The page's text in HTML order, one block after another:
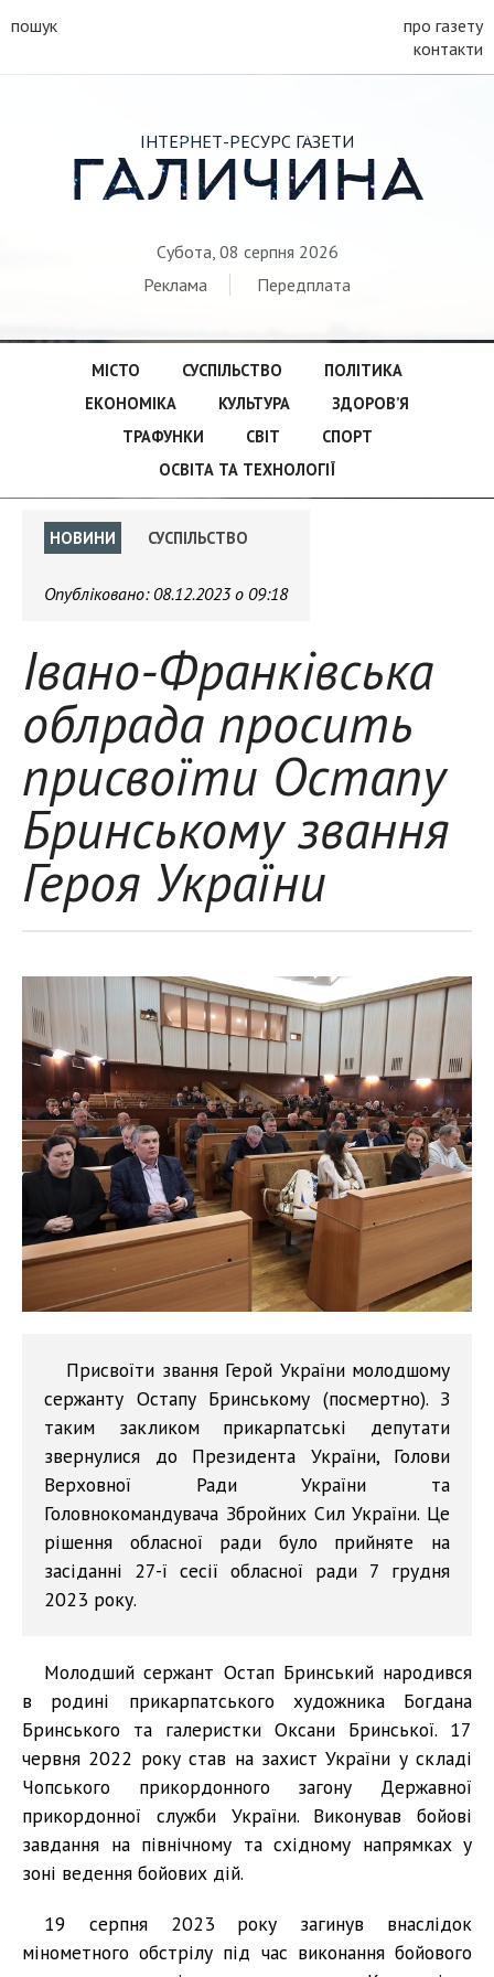
пошук
про газету
контакти
ІНТЕРНЕТ-РЕСУРС ГАЗЕТИ
ГАЛИЧИНА
Субота, 08 серпня 2026
Реклама
Передплата
МІСТО СУСПІЛЬСТВО
ПОЛІТИКА
ЕКОНОМІКА
КУЛЬТУРА
ЗДОРОВ’Я
ТРАФУНКИ
СВІТ
СПОРТ
ОСВІТА ТА ТЕХНОЛОГІЇ
НОВИНИ СУСПІЛЬСТВО
Опубліковано: 08.12.2023 о 09:18
Івано-Франківська
облрада просить
присвоїти Остапу
Бринському звання
Героя України
Присвоїти звання Герой України молодшому
сержанту Остапу Бринському (посмертно). З
таким закликом прикарпатські депутати
звернулися до Президента України, Голови
Верховної Ради України та
Головнокомандувача Збройних Сил України. Це
рішення обласної ради було прийняте на
засіданні 27-ї сесії обласної ради 7 грудня
2023 року.
Молодший сержант Остап Бринський народився
в родині прикарпатського художника Богдана
Бринського та галеристки Оксани Бринської. 17
червня 2022 року став на захист України у складі
Чопського прикордонного загону Державної
прикордонної служби України. Виконував бойові
завдання на північному та східному напрямках у
зоні ведення бойових дій.
19 серпня 2023 року загинув внаслідок
мінометного обстрілу під час виконання бойового